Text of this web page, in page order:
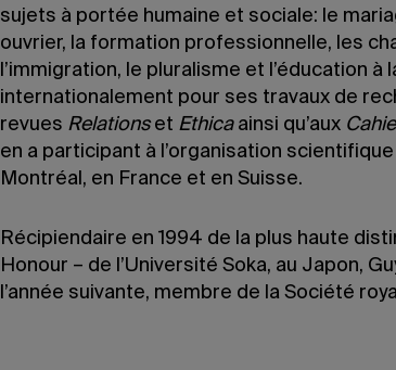
sujets à portée humaine et sociale: le
ouvrier, la formation professionnelle, les
l’immigration, le pluralisme et l’éducation
internationalement pour ses travaux de
revues Relationset Ethicaainsi qu’aux
en a participant à l’organisation
Montréal, en France et en Suisse.
Récipiendaire en 1994 de la plus haute
Honour – de l’Université Soka, au Japon,
l’année suivante, membre de la Société